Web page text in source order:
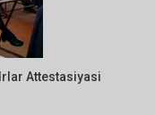
Attestasiyasi